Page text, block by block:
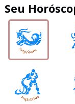
Seu